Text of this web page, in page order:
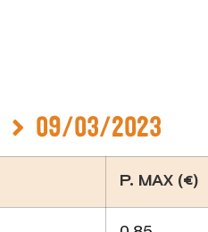
09/03/2023
P. MAX (€)